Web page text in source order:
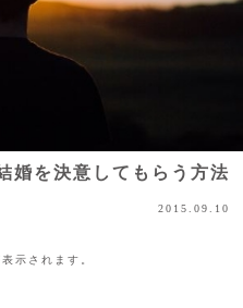
を決意してもらう方法
2015.09.10
示されます。